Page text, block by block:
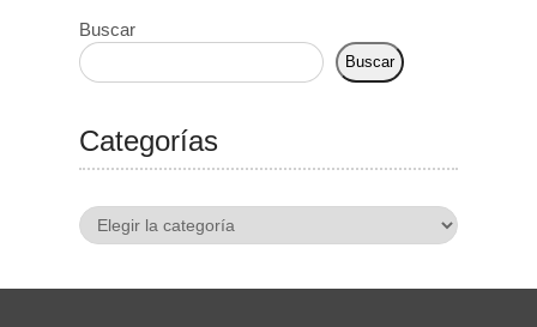
Buscar
Buscar
Categorías
Categorías